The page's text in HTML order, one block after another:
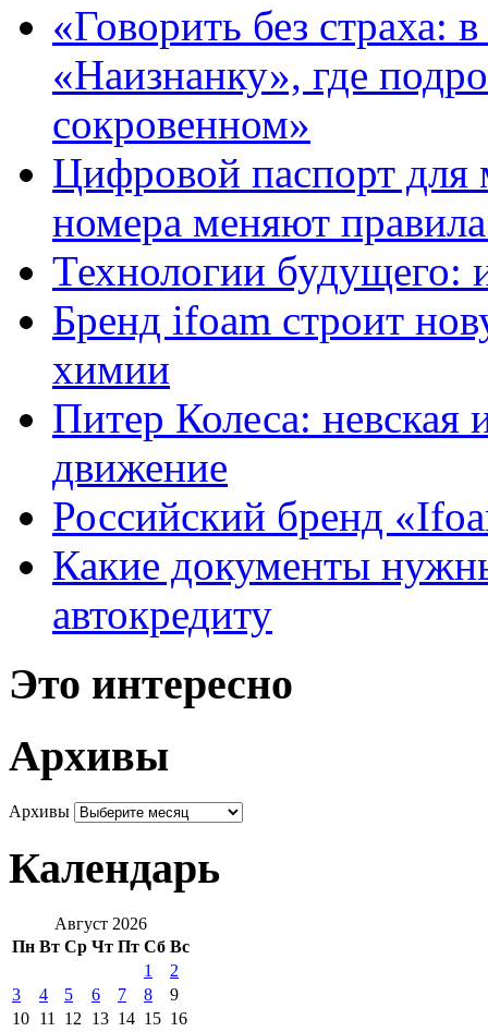
«Говорить без страха:
«Наизнанку», где
сокровенном»
Цифровой паспорт для
номера меняют
Технологии будущего:
Бренд ifoam строит
химии
Питер Колеса: невская
движение
Российский бренд
Какие документы
автокредиту
Это интересно
Архивы
Архивы
Календарь
Август 2026
Пн Вт Ср Чт Пт Сб Вс
1
2
3
4 5 6 7 8
9
10 11 12 13 14 15 16